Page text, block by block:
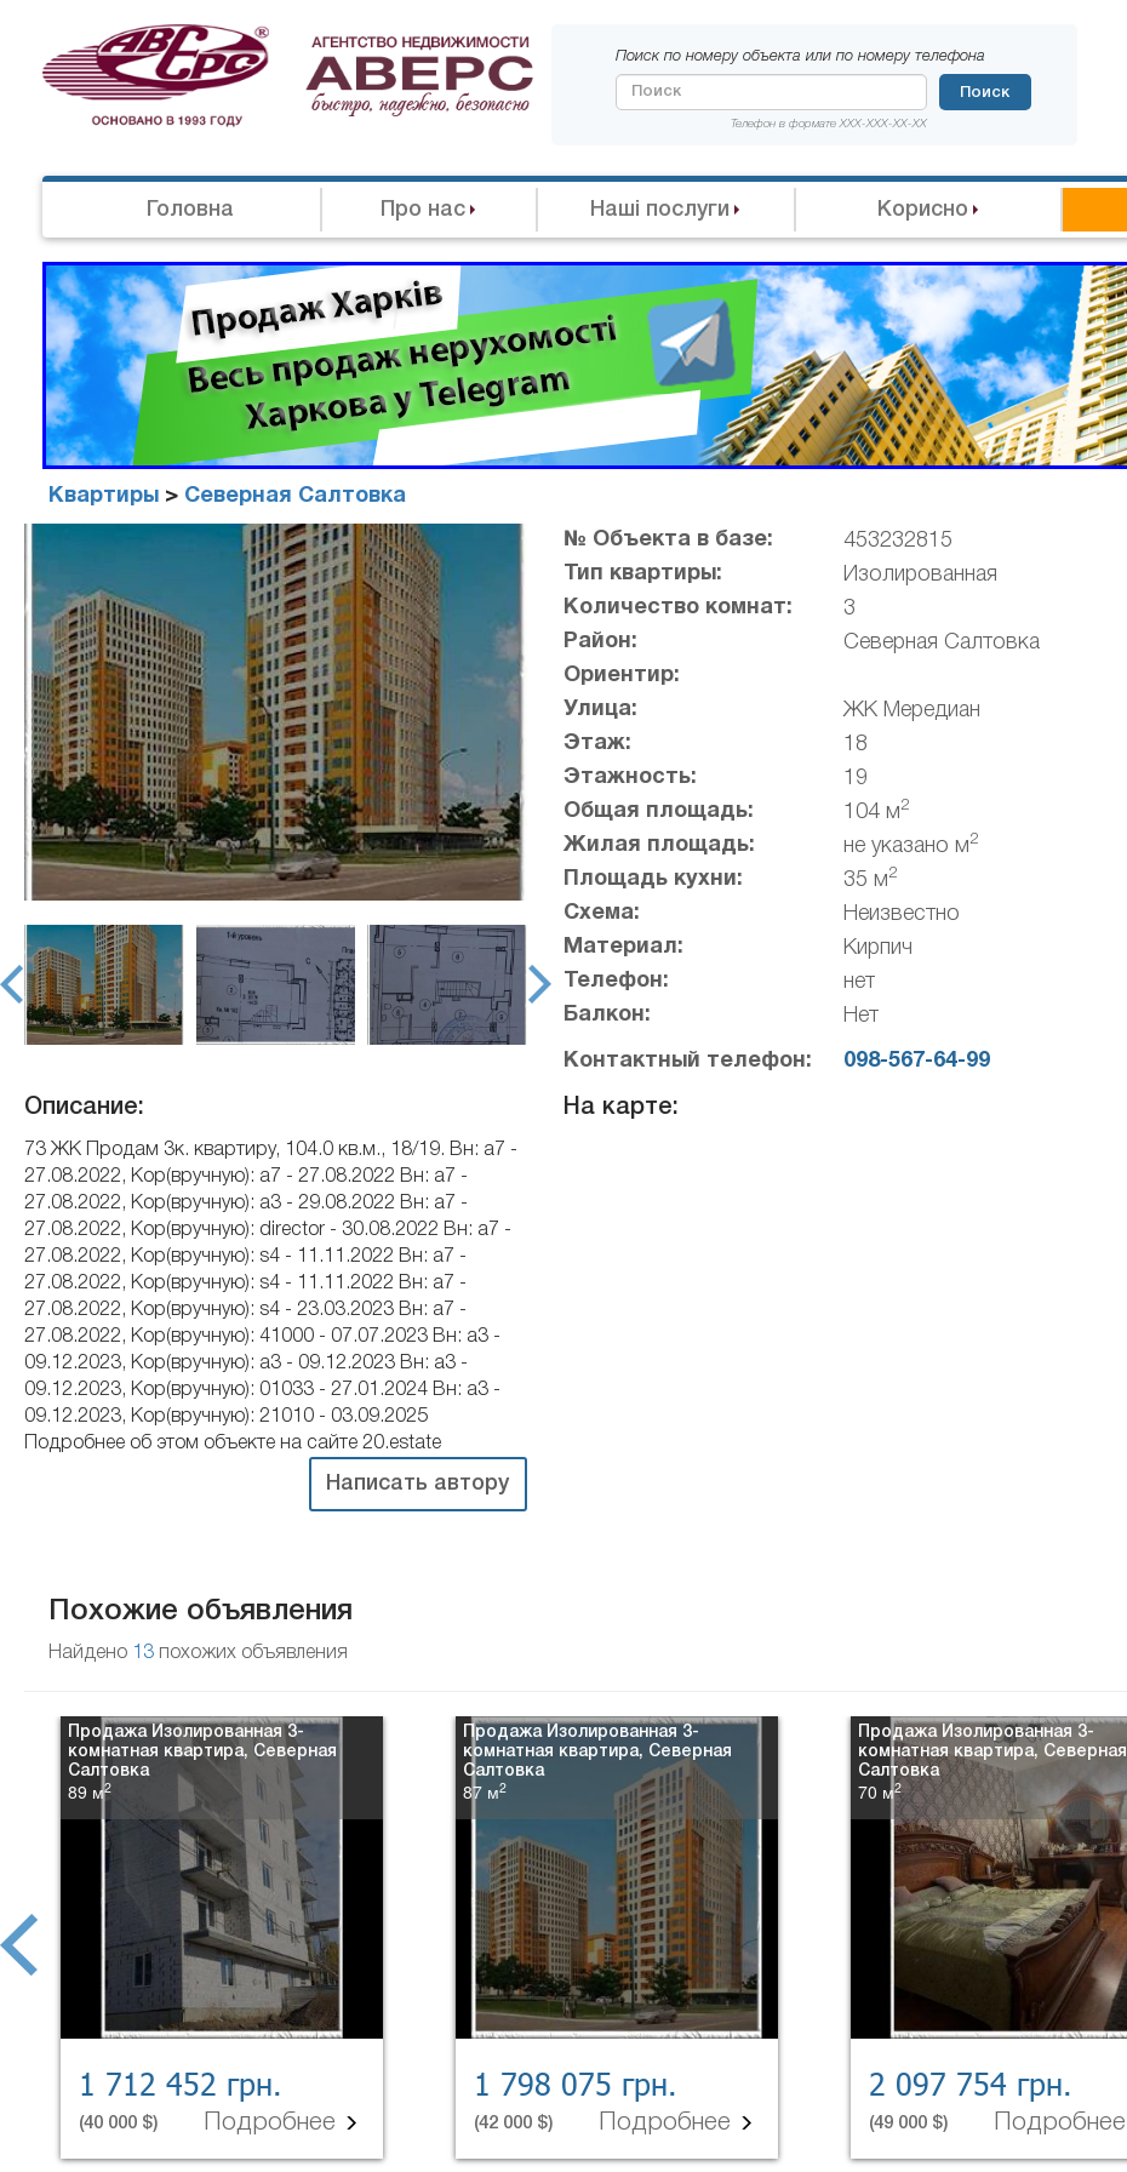
Поиск по номеру объекта или по номеру телефона
Телефон в формате XXX-XXX-XX-XX
Поиск
Головна Про нас Наші послуги Корисно
Квартиры > Северная Салтовка
Агенство
недвижимости
"Аверс"
prev
next
№ Объекта в базе: 453232815
Тип квартиры: Изолированная
Количество комнат: 3
Район: Северная Салтовка
Ориентир:
Улица:
ЖК Мередиан
Этаж: 18
Этажность: 19
Общая площадь: 104 м2
Жилая площадь: не указано м2
Площадь кухни: 35 м2
Схема: Неизвестно
Материал: Кирпич
Телефон: нет
Балкон: Нет
Контактный телефон: 098-567-64-99
Описание:
73 ЖК Продам 3к. квартиру, 104.0 кв.м., 18/19. Вн: a7 -
27.08.2022, Кор(вручную): a7 - 27.08.2022 Вн: a7 -
27.08.2022, Кор(вручную): a3 - 29.08.2022 Вн: a7 -
27.08.2022, Кор(вручную): director - 30.08.2022 Вн: a7 -
27.08.2022, Кор(вручную): s4 - 11.11.2022 Вн: a7 -
27.08.2022, Кор(вручную): s4 - 11.11.2022 Вн: a7 -
27.08.2022, Кор(вручную): s4 - 23.03.2023 Вн: a7 -
27.08.2022, Кор(вручную): 41000 - 07.07.2023 Вн: a3 -
09.12.2023, Кор(вручную): a3 - 09.12.2023 Вн: a3 -
09.12.2023, Кор(вручную): 01033 - 27.01.2024 Вн: a3 -
09.12.2023, Кор(вручную): 21010 - 03.09.2025
Подробнее об этом объекте на сайте 20.estate
Написать автору
На карте:
Похожие объявления
Найдено 13 похожих объявления
Продажа Изолированная 3-
комнатная квартира, Северная
Салтовка
89 м2
1 712 452 грн.
(40 000 $) Подробнее
Продажа Изолированная 3-
комнатная квартира, Северная
Салтовка
87 м2
1 798 075 грн.
(42 000 $) Подробнее
Продажа Изолированная 3-
комнатная квартира, Северная
Салтовка
70 м2
2 097 754 грн.
(49 000 $) Подробнее
prev